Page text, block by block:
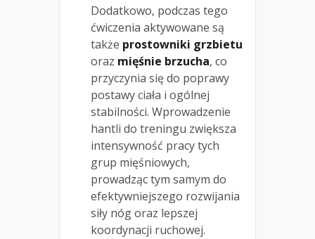
Dodatkowo, podczas tego
ćwiczenia aktywowane są
także prostowniki grzbietu
oraz mięśnie brzucha, co
przyczynia się do poprawy
postawy ciała i ogólnej
stabilności. Wprowadzenie
hantli do treningu zwiększa
intensywność pracy tych
grup mięśniowych,
prowadząc tym samym do
efektywniejszego rozwijania
siły nóg oraz lepszej
koordynacji ruchowej.